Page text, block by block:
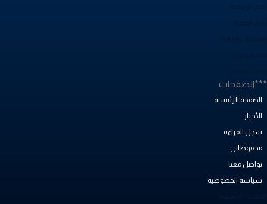
الصفحة الرئيسية
الأخبار
سجل القراءة
محفوظاتي
تواصل معنا
سياسة الخصوصية